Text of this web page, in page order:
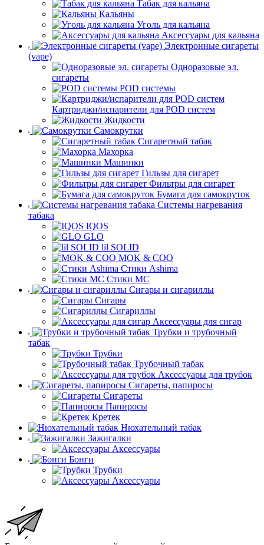
Табак для кальяна
Кальяны
Уголь для кальяна
Аксессуары для кальяна
Электронные сигареты
(vape)
Одноразовые эл.
сигареты
POD системы
Картриджи/испарители для POD систем
Жидкости
Самокрутки
Сигаретный табак
Махорка
Машинки
Гильзы для сигарет
Фильтры для сигарет
Бумага для самокруток
Системы нагревания
табака
IQOS
GLO
lil SOLID
MOK & COO
Стики Ashima
Стики MC
Сигары и сигариллы
Сигары
Сигариллы
Аксессуары для сигар
Трубки и трубочный
табак
Трубки
Трубочный табак
Аксессуары для трубок
Сигареты, папиросы
Сигареты
Папиросы
Кретек
Нюхательный табак
Зажигалки
Аксессуары
Бонги
Трубки
Аксессуары